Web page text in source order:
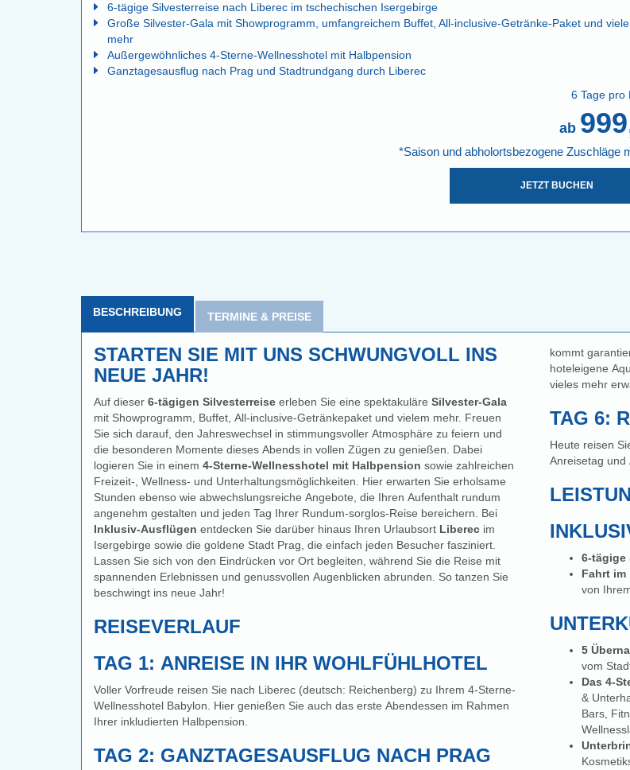
6-tägige Silvesterreise nach Liberec im tschechischen Isergebirge
Große Silvester-Gala mit Showprogramm, umfangreichem Buffet, All-inclusive-Getränke-Paket und
mehr
Außergewöhnliches 4-Sterne-Wellnesshotel mit Halbpension
Ganztagesausflug nach Prag und Stadtrundgang durch Liberec
6 Tage pro
ab
*Saison und abholortsbezogene Zuschläge
JETZT BUCHEN
BESCHREIBUNG TERMINE & PREISE
STARTEN SIE MIT UNS SCHWUNGVOLL INS
NEUE JAHR!
Auf dieser 6-tägigen Silvesterreise erleben Sie eine spektakuläre Silvester-Gala
mit Showprogramm, Buffet, All-inclusive-Getränkepaket und vielem mehr. Freuen
Sie sich darauf, den Jahreswechsel in stimmungsvoller Atmosphäre zu feiern und
die besonderen Momente dieses Abends in vollen Zügen zu genießen. Dabei
logieren Sie in einem 4-Sterne-Wellnesshotel mit Halbpension sowie zahlreichen
Freizeit-, Wellness- und Unterhaltungsmöglichkeiten. Hier erwarten Sie erholsame
Stunden ebenso wie abwechslungsreiche Angebote, die Ihren Aufenthalt rundum
angenehm gestalten und jeden Tag Ihrer Rundum-sorglos-Reise bereichern. Bei
Inklusiv-Ausflügen entdecken Sie darüber hinaus Ihren Urlaubsort Liberec im
Isergebirge sowie die goldene Stadt Prag, die einfach jeden Besucher fasziniert.
Lassen Sie sich von den Eindrücken vor Ort begleiten, während Sie die Reise mit
spannenden Erlebnissen und genussvollen Augenblicken abrunden. So tanzen Sie
beschwingt ins neue Jahr!
REISEVERLAUF
TAG 1: ANREISE IN IHR WOHLFÜHLHOTEL
Voller Vorfreude reisen Sie nach Liberec (deutsch: Reichenberg) zu Ihrem 4-Sterne-
Wellnesshotel Babylon. Hier genießen Sie auch das erste Abendessen im Rahmen
Ihrer inkludierten Halbpension.
TAG 2: GANZTAGESAUSFLUG NACH PRAG
kommt
hoteleigene
vieles mehr
TAG 6:
Heute reisen Sie wieder
Anreisetag und
6-tägige
Fahrt im
von
5
vom
Das 4-
&
Bars,